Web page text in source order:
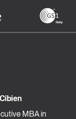
MBA in